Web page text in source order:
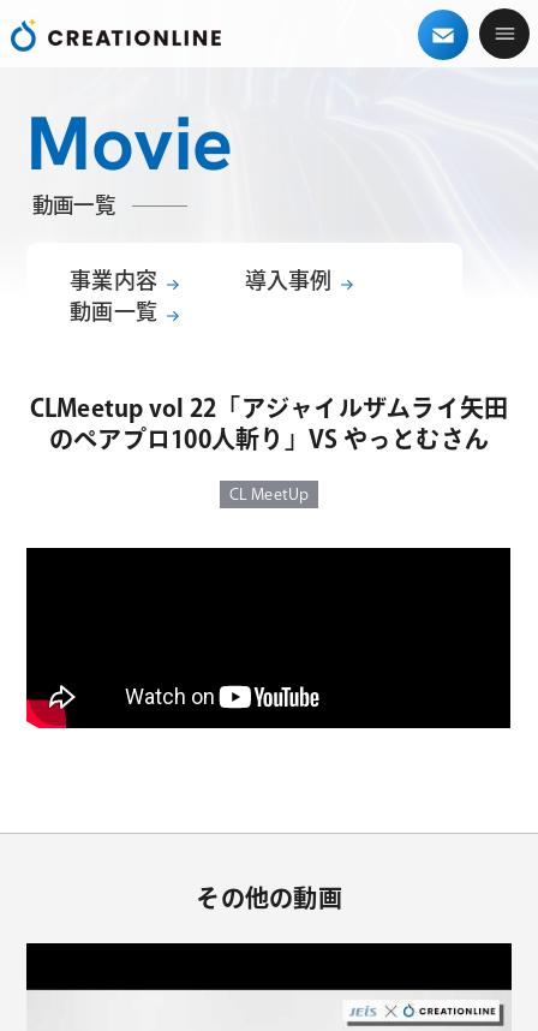
Movie
動画一覧
事業内容
導入事例
動画一覧
CLMeetup vol 22「アジャイルザムライ矢田
のペアプロ100人斬り」VS やっとむさん
CL MeetUp
その他の動画